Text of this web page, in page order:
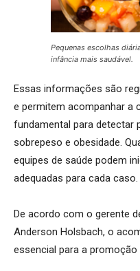
Pequenas escolhas
infância mais saudável.
Essas informações são
e permitem acompanhar a
fundamental para detectar
sobrepeso e obesidade.
equipes de saúde podem
adequadas para cada caso.
De acordo com o gerente
Anderson Holsbach, o
essencial para a promoção